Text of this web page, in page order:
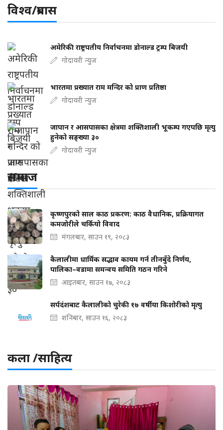
विश्व/प्रबास
अमेरिकी राष्ट्रपतीय निर्वाचनमा डोनाल्ड ट्रम्प बिजयी
गोदावरी न्युज
भारतमा प्रख्यात राम मन्दिर को प्राण प्रतिष्ठा
गोदावरी न्युज
जापान र आसपासका क्षेत्रमा शक्तिशाली भूकम्प गएपछि मृत्यु
हुनेको सङ्ख्या ३०
गोदावरी न्युज
समाज
कृष्णपुरको साल काठ प्रकरण: काठ वैधानिक, प्रक्रियागत
कमजोरीले चर्कियो विवाद
मंगलबार, साउन १९, २०८३
कैलालीमा धार्मिक सद्भाव कायम गर्न तीनबुँदे निर्णय,
पालिका–वडामा समन्वय समिति गठन गरिने
आइतबार, साउन १७, २०८३
सर्पदंशबाट कैलालीको चुरेकी १७ वर्षीया किशोरीको मृत्यु
शनिबार, साउन १६, २०८३
कला /साहित्य